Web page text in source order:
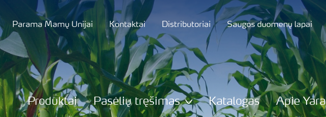
Parama Mamų Unijai Kontaktai Distributoriai Saugos duomenų lapai
Produktai Pasėlių tręšimas Katalogas Apie Yara